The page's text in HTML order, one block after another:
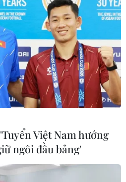
chứng tiêu chảy hoặc
kẽm bằng đường
ăn đầy đủ chất dinh
nước, nước ép hoa quả
A.
Việt Nam hướng
ngôi đầu bảng'